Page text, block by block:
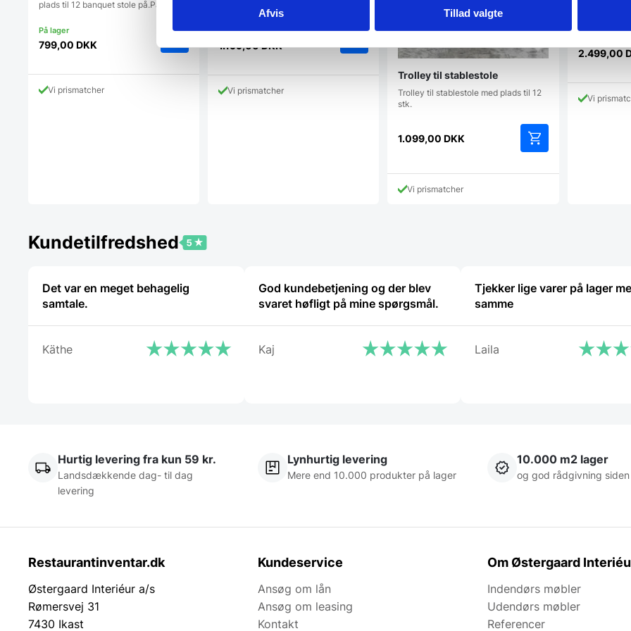
Afvis Tillad valgte
plads til 12 banquet stole på.Passer…
799,00 DKK
Vi prismatcher
Den
oprindelige
var:
1.834,00 DKK.
1.199,00DKK
pris
er:Vi prismatcher
Trolley til stablestole
Trolley til stablestole med plads til 12
stk.
1.099,00DKK
Vi prismatcher
2.499,00
pris
er:Vi
Kundetilfredshed
Det var en meget behagelig
samtale.
Käthe
God kundebetjening og der blev
svaret høfligt på mine spørgsmål.
Kaj
Tjekker lige varer på lager
samme
Laila
Hurtig levering fra kun 59 kr.
Landsdækkende dag- til dag
levering
Lynhurtig levering
Mere end 10.000 produkter på lager
10.000 m2 lager
og god rådgivning siden
Restaurantinventar.dk
Østergaard Interiéur a/s
Rømersvej 31
7430 Ikast
Kundeservice
Ansøg om lån
Ansøg om leasing
Kontakt
Om Østergaard
Indendørs møbler
Udendørs møbler
Referencer